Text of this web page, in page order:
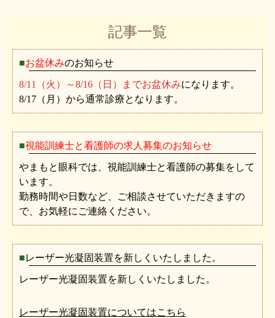
記事一覧
お盆休みのお知らせ
8/11（火）～8/16（日）までお盆休みになります。
8/17（月）から通常診療となります。
視能訓練士と看護師の求人募集のお知らせ
やまもと眼科では、視能訓練士と看護師の募集をして
います。
勤務時間や日数など、ご相談させていただきますの
で、お気軽にご連絡ください。
レーザー光凝固装置を新しくいたしました。
レーザー光凝固装置を新しくいたしました。
レーザー光凝固装置についてはこちら